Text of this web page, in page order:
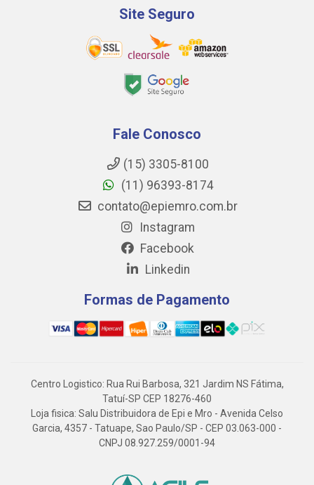
Site Seguro
Fale Conosco
(15) 3305-8100
(11) 96393-8174
contato@epiemro.com.br
Instagram
Facebook
Linkedin
Formas de Pagamento
Centro Logistico: Rua Rui Barbosa, 321 Jardim NS Fátima,
Tatuí-SP CEP 18276-460
Loja fisica: Salu Distribuidora de Epi e Mro - Avenida Celso
Garcia, 4357 - Tatuape, Sao Paulo/SP - CEP 03.063-000 -
CNPJ 08.927.259/0001-94